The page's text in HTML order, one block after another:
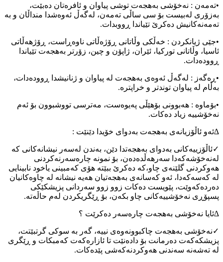
•تەمەن : نەخۆشی بەهجەت توشی پیاوان و ئافرەتان دەبێت،
بەزۆری لەبیست بۆ سی ساڵی تەمەن، لەگەڵ ئەوەشدا منداڵان و بە
تەمەنەکانیش دەکرێ تێیاندا ڕووبدات.
•جێی ژیانکردن : خەڵکی وڵاتانی ڕۆژەڵاتی ناوەڕاست، ڕۆژهەڵاتی
ئاسیا، وڵاتانی تورکیا، ئێران، ژاپۆن و چین، زۆرتر بەهجەت تێیاندا
ڕوودەدات.
•ڕەگەز : لەگەڵ ئەوەی بەهجەت لە پیاوان و ژنانیشدا ڕوودەدات،
بەڵام لە پیاوان توندتر و خراپترە.
•بۆماوە : هەبوونی بۆهێڵی پەیوەست، مەترسی تووشبوون بۆ ئەم
نەخۆشییە زیاد دەکات.
∆ئەو ئاڵۆزیانەی بەهجەت بەدوای خۆیدا دێنێت :
✓ئاڵۆزییەکانی بەدوای بەهجەتدا دێن، بەندن لەسەر نیشانەکانی کە
لەنەخۆشەکەدا سەرهەڵدەدەن، بۆ نمونە چارەسەرنەکردنی
هەوکردنی گلێنەی چاو،کە دەکرێ ببێتە هۆی کەمبینی یاخود نابینایی
لە کەسەکەدا، ئەو کەسانەی بەهجەتیان هەیە نیشانە لە چاوەکانیان
دەردەکەوێت، پێویست دەکات زوو زوو سەردانی پزیشکێکی
پسپۆڕی نەخۆشییەکانی چاو بکەن، بۆ ڕێگریکردن لەم حاڵەتە.
∆ئایا نەخۆشی بەهجەت چارەسەر دەکرێت ؟
✓نەخۆشی بەهجەت چاکبوونەوەی نییە، گەر بە سوکی گرتبێتت،
پزیشکەکەت دەرمانت بۆ دادەنێت تا ئازارەکەت کەمبکات و ڕێگری
لە تەشەنە سەندنی هەوکردنەکەشی پێدەکات.